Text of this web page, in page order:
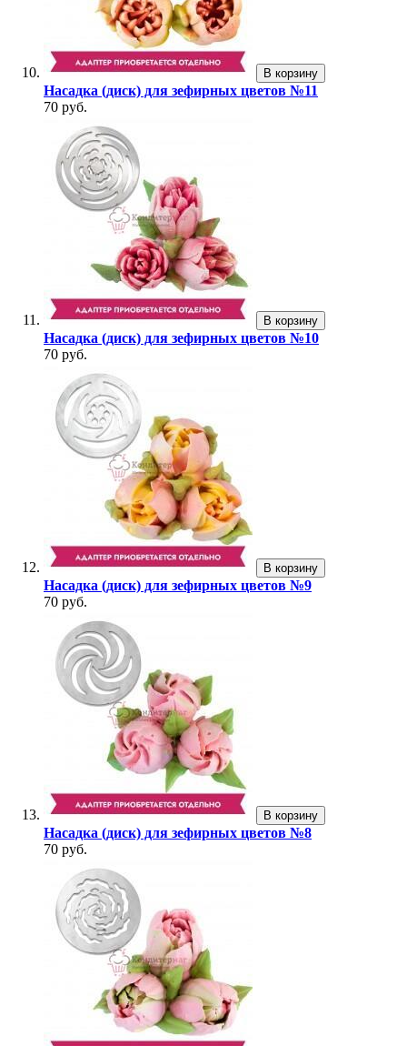
В корзину
Насадка (диск) для зефирных цветов №11
70 руб.
В корзину
Насадка (диск) для зефирных цветов №10
70 руб.
В корзину
Насадка (диск) для зефирных цветов №9
70 руб.
В корзину
Насадка (диск) для зефирных цветов №8
70 руб.